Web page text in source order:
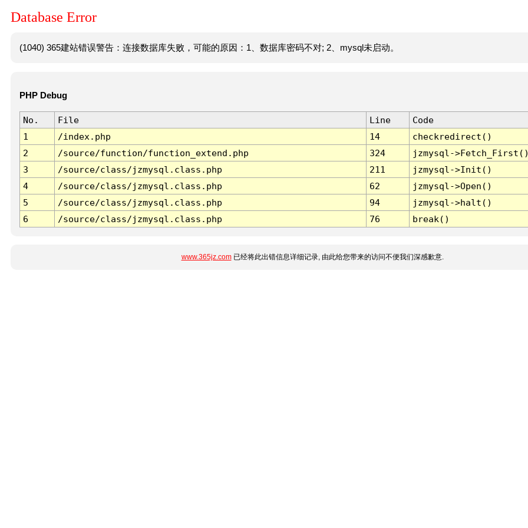
Database Error
(1040) 365建站错误警告：连接数据库失败，可能的原因：1、数据库密码不对; 2、mysql未启动。
PHP Debug
No. File Line
Code
1
/index.php 14
checkredirect()
2
/source/function/function_extend.php 324
jzmysql-
3
/source/class/jzmysql.class.php 211
jzmysql->Init()
4
/source/class/jzmysql.class.php 62
jzmysql->Open()
5
/source/class/jzmysql.class.php 94
jzmysql->halt()
6
/source/class/jzmysql.class.php 76 break()
www.365jz.com已经将此出错信息详细记录, 由此给您带来的访问不便我们深感歉意.